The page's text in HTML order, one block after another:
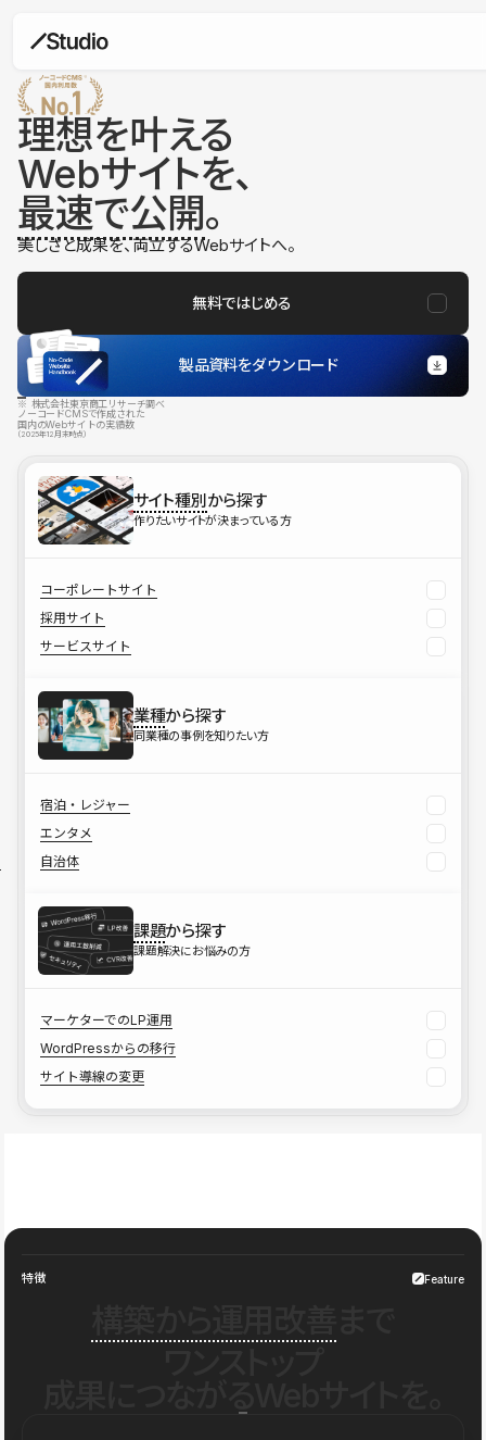
理想を叶える
Webサイトを、
最速で公開。
美しさと成果を、両立するWebサイトへ。
無料ではじめる
製品資料をダウンロード
※ 株式会社東京商工リサーチ調べ
ノーコードCMSで作成された
国内のWebサイトの実績数
（2025年12月末時点）
サイト種別から探す
作りたいサイトが決まっている方
コーポレートサイト
採用サイト
サービスサイト
業種から探す
同業種の事例を知りたい方
宿泊・レジャー
エンタメ
自治体
課題から探す
課題解決にお悩みの方
マーケターでのLP運用
WordPressからの移行
サイト導線の変更
特徴 Feature